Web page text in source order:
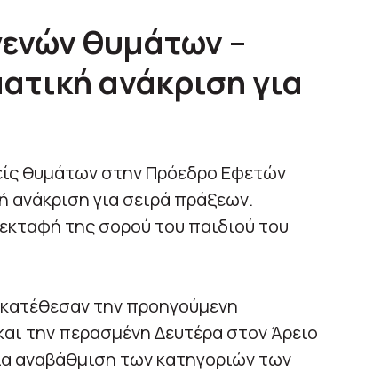
θυμάτων –
ανάκριση για
θυμάτων στην Πρόεδρο Εφετών
για σειρά πράξεων.
της σορού του παιδιού του
την προηγούμενη
την περασμένη Δευτέρα στον Άρειο
αναβάθμιση των κατηγοριών των